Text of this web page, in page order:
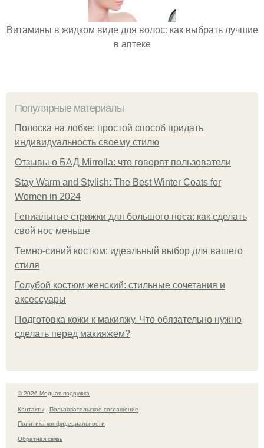
Витамины в жидком виде для волос: как выбрать лучшие
в аптеке
Популярные материалы
Полоска на лобке: простой способ придать
индивидуальность своему стилю
Отзывы о БАД Mirrolla: что говорят пользователи
Stay Warm and Stylish: The Best Winter Coats for
Women in 2024
Гениальные стрижки для большого носа: как сделать
свой нос меньше
Темно-синий костюм: идеальный выбор для вашего
стиля
Голубой костюм женский: стильные сочетания и
аксессуары
Подготовка кожи к макияжу. Что обязательно нужно
сделать перед макияжем?
© 2026 Модная подружка
Контакты
Пользовательское соглашение
Политика конфидециальности
Обратная связь